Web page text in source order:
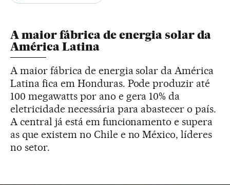
A maior fábrica de energia solar da
América Latina
A maior fábrica de energia solar da América
Latina fica em Honduras. Pode produzir até
100 megawatts por ano e gera 10% da
eletricidade necessária para abastecer o país.
A central já está em funcionamento e supera
as que existem no Chile e no México, líderes
no setor.